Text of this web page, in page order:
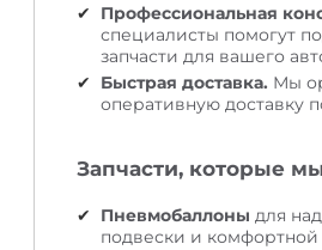
Профессиональная
специалисты помогут
запчасти для вашего
Быстрая доставка. Мы
оперативную доставку
Запчасти, которые
Пневмобаллоны для
подвески и комфортной